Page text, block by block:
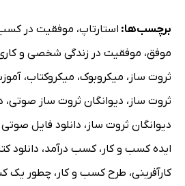
برچسب‌ها: استارتاپ، موفقیت در کسب
موفق، موفقیت در زندگی شخصی و
ثروت ساز ، میکروبوک، میکروکتاب،
ثروت ساز ، دیوانگان ثروت ساز صوتی،
دیوانگان ثروت ساز ، دانلود فایل
ایده کسب و کار ،کسب درآمد، دانلود
کارآفرینی، طرح کسب و کار ، چطور یک